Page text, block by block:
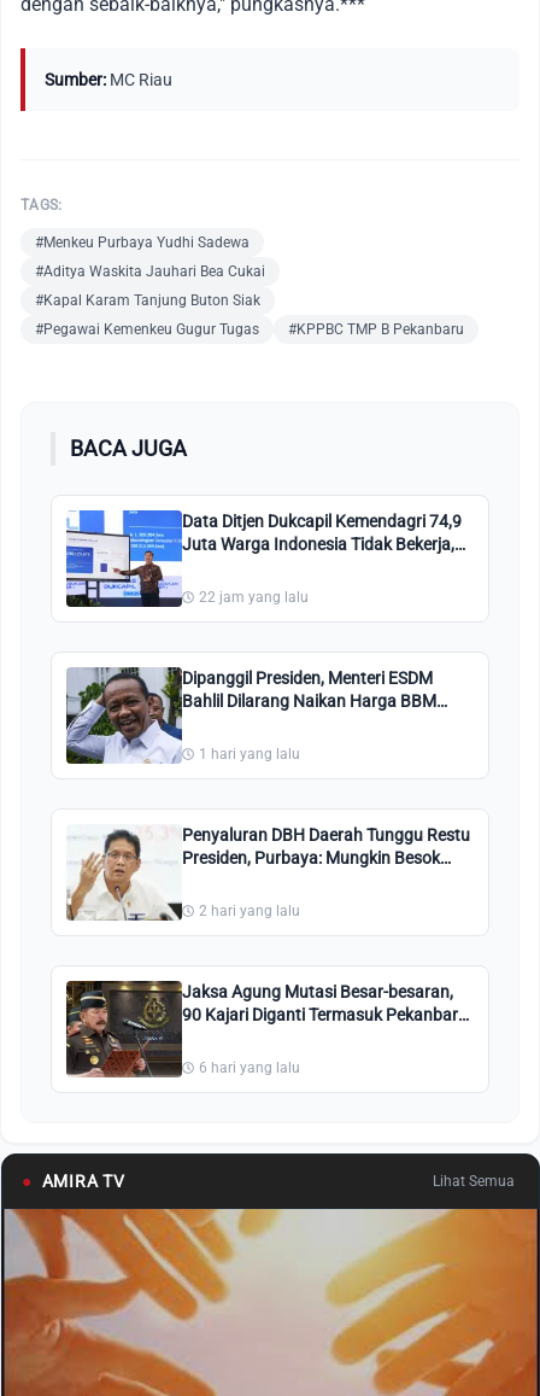
Sumber: MC Riau
TAGS:
#Menkeu Purbaya Yudhi Sadewa
#Aditya Waskita Jauhari Bea Cukai
#Kapal Karam Tanjung Buton Siak
#Pegawai Kemenkeu Gugur Tugas
#KPPBC TMP B Pekanbaru
BACA JUGA
Data Ditjen Dukcapil Kemendagri 74,9
Juta Warga Indonesia Tidak Bekerja,
22 jam yang lalu
Dipanggil Presiden, Menteri ESDM
Bahlil Dilarang Naikan Harga BBM
1 hari yang lalu
Penyaluran DBH Daerah Tunggu Restu
Presiden, Purbaya: Mungkin Besok
2 hari yang lalu
Jaksa Agung Mutasi Besar-besaran,
90 Kajari Diganti Termasuk Pekanbaru,
namanya
6 hari yang lalu
● AMIRA TV Lihat Semua